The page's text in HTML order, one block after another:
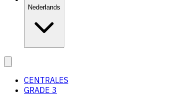
Nederlands
CENTRALES
GRADE 3